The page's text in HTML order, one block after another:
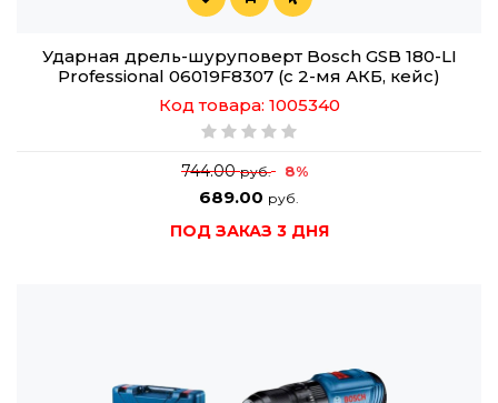
Ударная дрель-шуруповерт Bosch GSB 180-LI
Professional 06019F8307 (с 2-мя АКБ, кейс)
Код товара: 1005340
744.00руб. 8%
689.00 руб.
ПОД ЗАКАЗ 3 ДНЯ